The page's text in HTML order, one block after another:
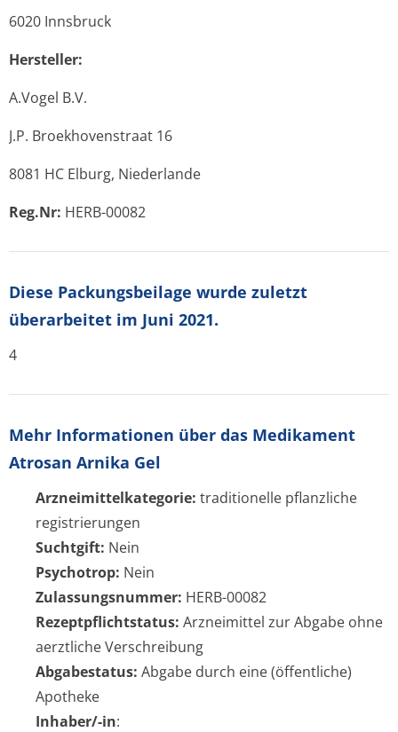
6020 Innsbruck
Hersteller:
A.Vogel B.V.
J.P. Broekhovenstraat 16
8081 HC Elburg, Niederlande
Reg.Nr: HERB-00082
Diese Packungsbeilage wurde zuletzt
überarbeitet im Juni 2021.
4
Mehr Informationen über das Medikament
Atrosan Arnika Gel
Arzneimittelkategorie: traditionelle pflanzliche
registrierungen
Suchtgift: Nein
Psychotrop: Nein
Zulassungsnummer: HERB-00082
Rezeptpflichtstatus: Arzneimittel zur Abgabe ohne
aerztliche Verschreibung
Abgabestatus: Abgabe durch eine (öffentliche)
Apotheke
Inhaber/-in: